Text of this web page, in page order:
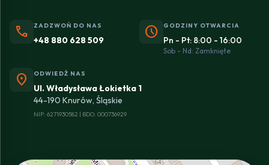
phone ZADZWOŃ DO NAS
+48 880 628 509 schedule GODZINY OTWARCIA
Pn - Pt: 8:00 - 16:00
Sob - Nd: Zamknięte
location_on ODWIEDŹ NAS
Ul. Władysława Łokietka 1
44-190 Knurów, Śląskie
NIP: 6271930582 | BDO: 000736929